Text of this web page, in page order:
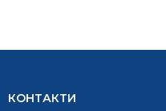
КОНТАКТИ